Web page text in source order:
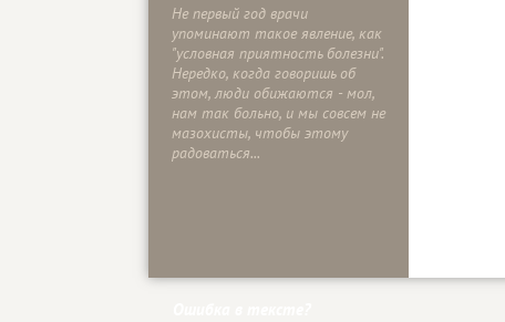
Не первый год врачи
упоминают такое явление, как
"условная приятность болезни".
Нередко, когда говоришь об
этом, люди обижаются - мол,
нам так больно, и мы совсем не
мазохисты, чтобы этому
радоваться...